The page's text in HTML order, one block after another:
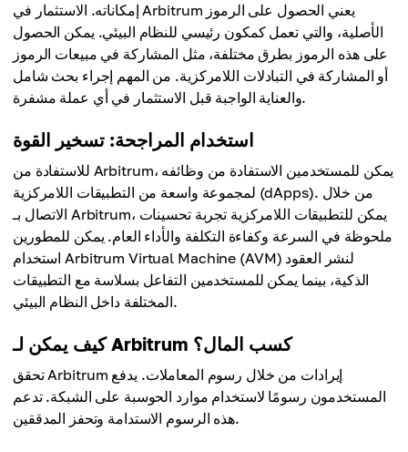
إمكاناته. الاستثمار في Arbitrum يعني الحصول على الرموز
الأصلية، والتي تعمل كمكون رئيسي للنظام البيئي. يمكن الحصول
على هذه الرموز بطرق مختلفة، مثل المشاركة في مبيعات الرموز
أو المشاركة في التبادلات اللامركزية. من المهم إجراء بحث شامل
والعناية الواجبة قبل الاستثمار في أي عملة مشفرة.
استخدام المراجحة: تسخير القوة
للاستفادة من Arbitrum، يمكن للمستخدمين الاستفادة من وظائفه
لمجموعة واسعة من التطبيقات اللامركزية (dApps). من خلال
الاتصال بـ Arbitrum، يمكن للتطبيقات اللامركزية تجربة تحسينات
ملحوظة في السرعة وكفاءة التكلفة والأداء العام. يمكن للمطورين
استخدام Arbitrum Virtual Machine (AVM) لنشر العقود
الذكية، بينما يمكن للمستخدمين التفاعل بسلاسة مع التطبيقات
المختلفة داخل النظام البيئي.
كيف يمكن لـ Arbitrum كسب المال؟
تحقق Arbitrum إيرادات من خلال رسوم المعاملات. يدفع
المستخدمون رسومًا لاستخدام موارد الحوسبة على الشبكة. تدعم
هذه الرسوم الاستدامة وتحفز المدققين.